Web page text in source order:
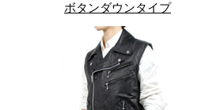
ボタンダウンタイプ